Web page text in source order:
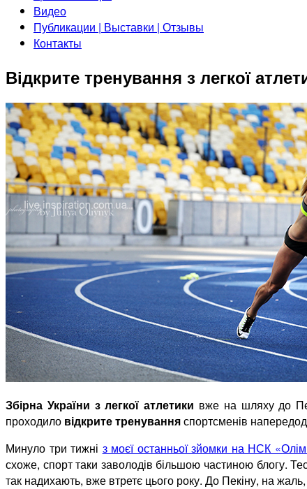
Видео
Публикации | Выставки | Отзывы
Контакты
Відкрите тренування з легкої
Збірна України з легкої атлетики вже на шляху до
проходило відкрите тренуванняспортсменів
Минуло три тижні з моєї останньої зйомки на НСК
схоже, спорт таки заволодів більшою частиною блогу.
так надихають, вже втретє цього року. До Пекіну, на